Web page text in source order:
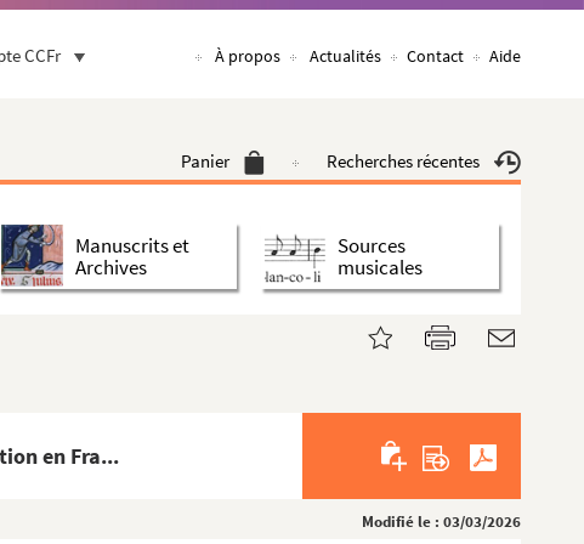
CCFr À propos Actualités Contact Aide
Panier Recherches récentes
Manuscrits et
Archives
Sources
musicales
en Fra...
Modifié le : 03/03/2026